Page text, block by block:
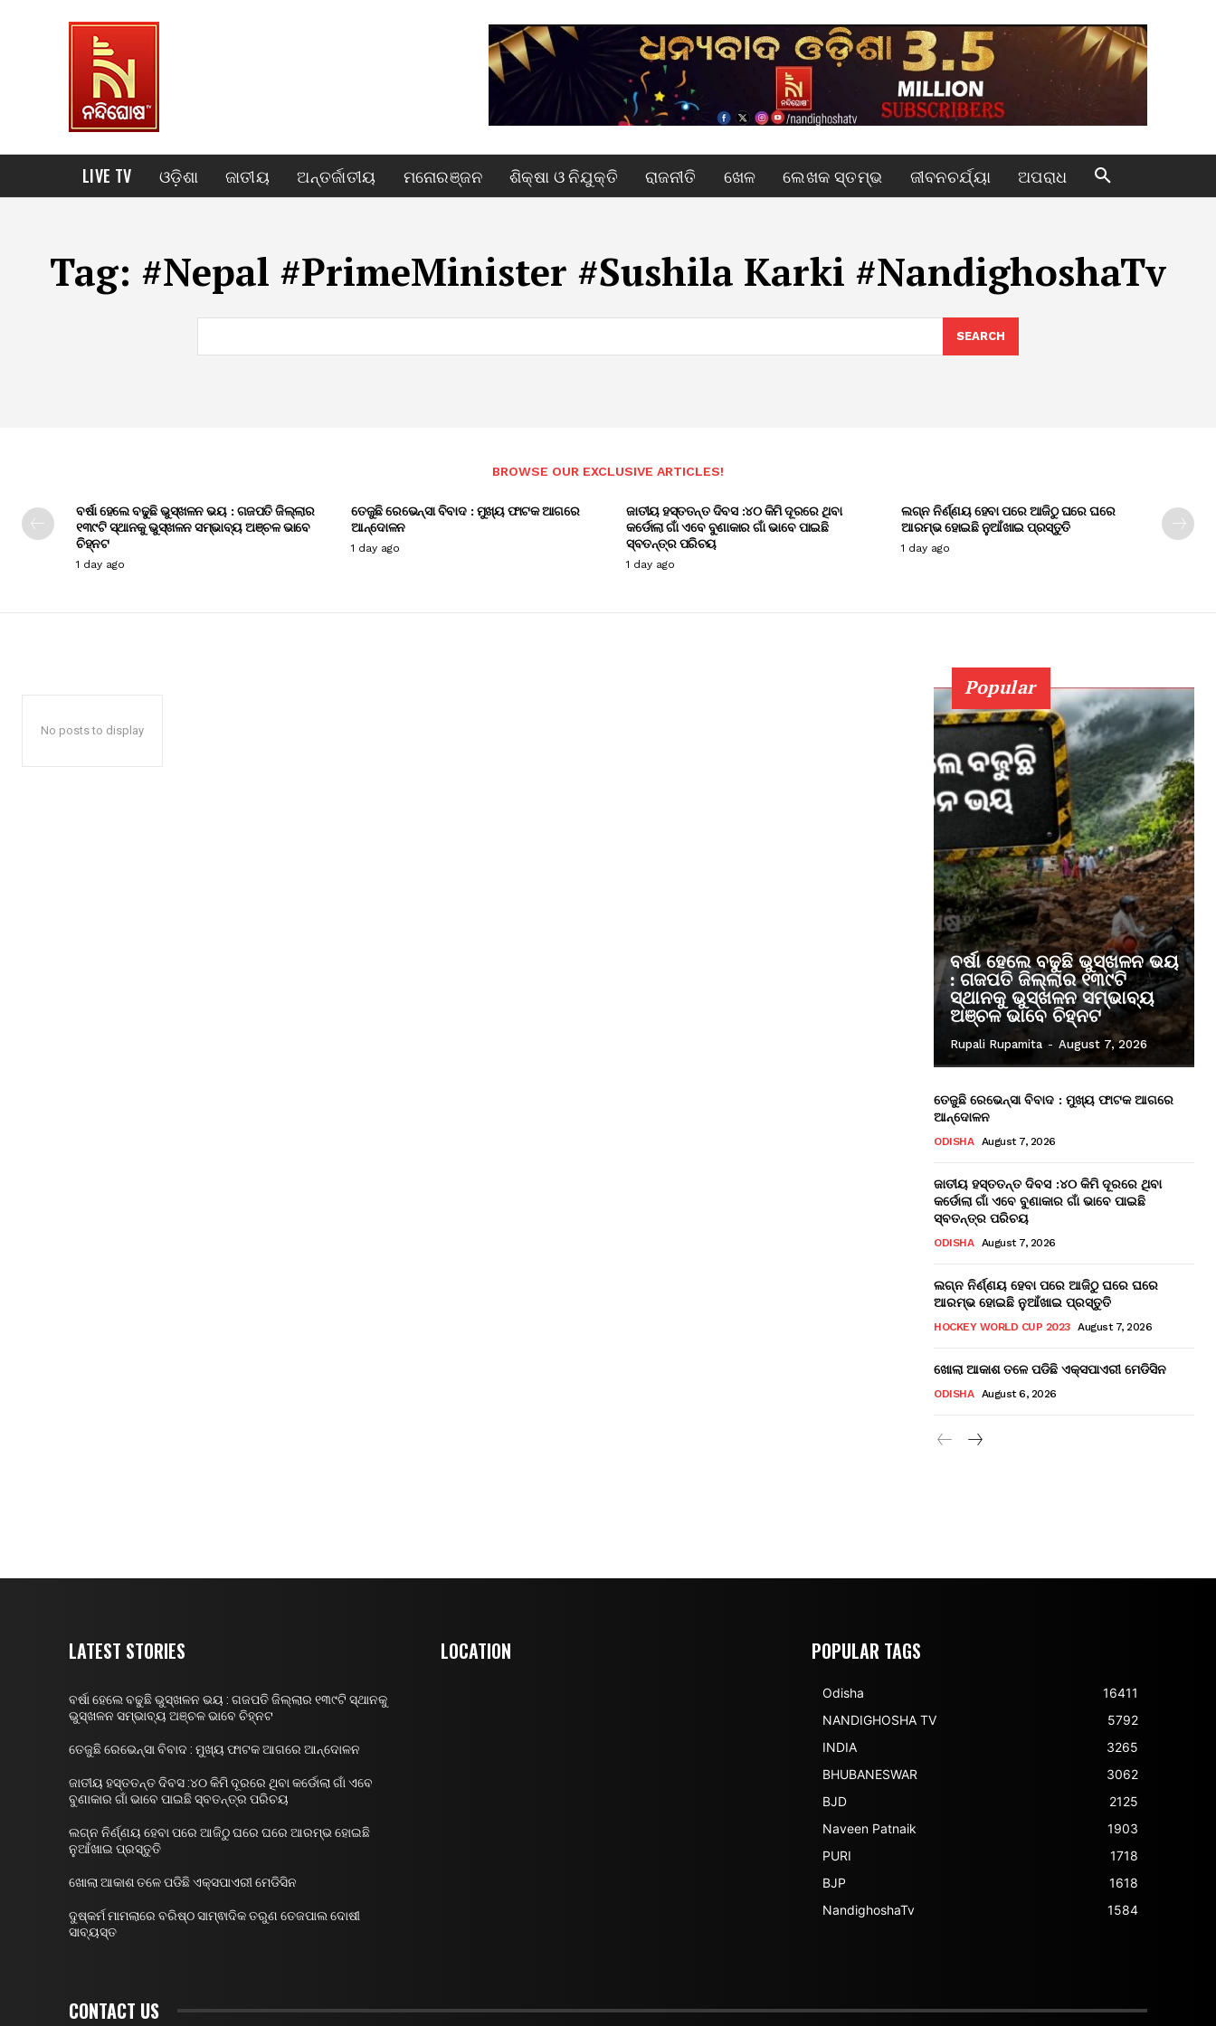
LIVE TV ଓଡ଼ିଶା ଜାତୀୟ ଅନ୍ତର୍ଜାତୀୟ ମନୋରଞ୍ଜନ ଶିକ୍ଷା ଓ ନିଯୁକ୍ତି ରାଜନୀତି ଖେଳ ଲେଖକ ସ୍ତମ୍ଭ ଜୀବନଚର୍ଯ୍ୟା ଅପରାଧ
Tag: #Nepal #PrimeMinister #Sushila Karki #NandighoshaTv
SEARCH
BROWSE OUR EXCLUSIVE ARTICLES!
ବର୍ଷା ହେଲେ ବଢୁଛି ଭୁସ୍ଖଳନ ଭୟ : ଗଜପତି ଜିଲ୍ଲାର
୧୩୯ଟି ସ୍ଥାନକୁ ଭୁସ୍ଖଳନ ସମ୍ଭାବ୍ୟ ଅଞ୍ଚଳ ଭାବେ
ଚିହ୍ନଟ
1 day ago
ତେଜୁଛି ରେଭେନ୍ସା ବିବାଦ : ମୁଖ୍ୟ ଫାଟକ ଆଗରେ
ଆନ୍ଦୋଳନ
1 day ago
ଜାତୀୟ ହସ୍ତତନ୍ତ ଦିବସ :୪୦ କିମି ଦୂରରେ ଥିବା
କର୍ଡୋଲା ଗାଁ ଏବେ ବୁଣାକାର ଗାଁ ଭାବେ ପାଇଛି
ସ୍ବତନ୍ତ୍ର ପରିଚୟ
1 day ago
ଲଗ୍ନ ନିର୍ଣ୍ଣୟ ହେବା ପରେ ଆଜିଠୁ ଘରେ ଘରେ
ଆରମ୍ଭ ହୋଇଛି ନୁଆଁଖାଇ ପ୍ରସ୍ତୁତି
1 day ago
No posts to display
Popular
ବର୍ଷା ହେଲେ ବଢୁଛି ଭୁସ୍ଖଳନ ଭୟ
: ଗଜପତି ଜିଲ୍ଲାର ୧୩୯ଟି
ସ୍ଥାନକୁ ଭୁସ୍ଖଳନ ସମ୍ଭାବ୍ୟ
ଅଞ୍ଚଳ ଭାବେ ଚିହ୍ନଟ
Rupali Rupamita - August 7, 2026
ତେଜୁଛି ରେଭେନ୍ସା ବିବାଦ : ମୁଖ୍ୟ ଫାଟକ ଆଗରେ
ଆନ୍ଦୋଳନ
ODISHA August 7, 2026
ଜାତୀୟ ହସ୍ତତନ୍ତ ଦିବସ :୪୦ କିମି ଦୂରରେ ଥିବା
କର୍ଡୋଲା ଗାଁ ଏବେ ବୁଣାକାର ଗାଁ ଭାବେ ପାଇଛି
ସ୍ବତନ୍ତ୍ର ପରିଚୟ
ODISHA August 7, 2026
ଲଗ୍ନ ନିର୍ଣ୍ଣୟ ହେବା ପରେ ଆଜିଠୁ ଘରେ ଘରେ
ଆରମ୍ଭ ହୋଇଛି ନୁଆଁଖାଇ ପ୍ରସ୍ତୁତି
HOCKEY WORLD CUP 2023 August 7, 2026
ଖୋଲା ଆକାଶ ତଳେ ପଡିଛି ଏକ୍ସପାଏରୀ ମେଡିସିନ
ODISHA August 6, 2026
LATEST STORIES
ବର୍ଷା ହେଲେ ବଢୁଛି ଭୁସ୍ଖଳନ ଭୟ : ଗଜପତି ଜିଲ୍ଲାର ୧୩୯ଟି ସ୍ଥାନକୁ
ଭୁସ୍ଖଳନ ସମ୍ଭାବ୍ୟ ଅଞ୍ଚଳ ଭାବେ ଚିହ୍ନଟ
ତେଜୁଛି ରେଭେନ୍ସା ବିବାଦ : ମୁଖ୍ୟ ଫାଟକ ଆଗରେ ଆନ୍ଦୋଳନ
ଜାତୀୟ ହସ୍ତତନ୍ତ ଦିବସ :୪୦ କିମି ଦୂରରେ ଥିବା କର୍ଡୋଲା ଗାଁ ଏବେ
ବୁଣାକାର ଗାଁ ଭାବେ ପାଇଛି ସ୍ବତନ୍ତ୍ର ପରିଚୟ
ଲଗ୍ନ ନିର୍ଣ୍ଣୟ ହେବା ପରେ ଆଜିଠୁ ଘରେ ଘରେ ଆରମ୍ଭ ହୋଇଛି
ନୁଆଁଖାଇ ପ୍ରସ୍ତୁତି
ଖୋଲା ଆକାଶ ତଳେ ପଡିଛି ଏକ୍ସପାଏରୀ ମେଡିସିନ
ଦୁଷ୍କର୍ମ ମାମଲାରେ ବରିଷ୍ଠ ସାମ୍ଵାଦିକ ତରୁଣ ତେଜପାଲ ଦୋଷୀ
ସାବ୍ୟସ୍ତ
LOCATION POPULAR TAGS
Odisha
16411
NANDIGHOSHA TV
5792
INDIA
3265
BHUBANESWAR
3062
BJD
2125
Naveen Patnaik
1903
PURI
1718
BJP
1618
NandighoshaTv
1584
CONTACT US